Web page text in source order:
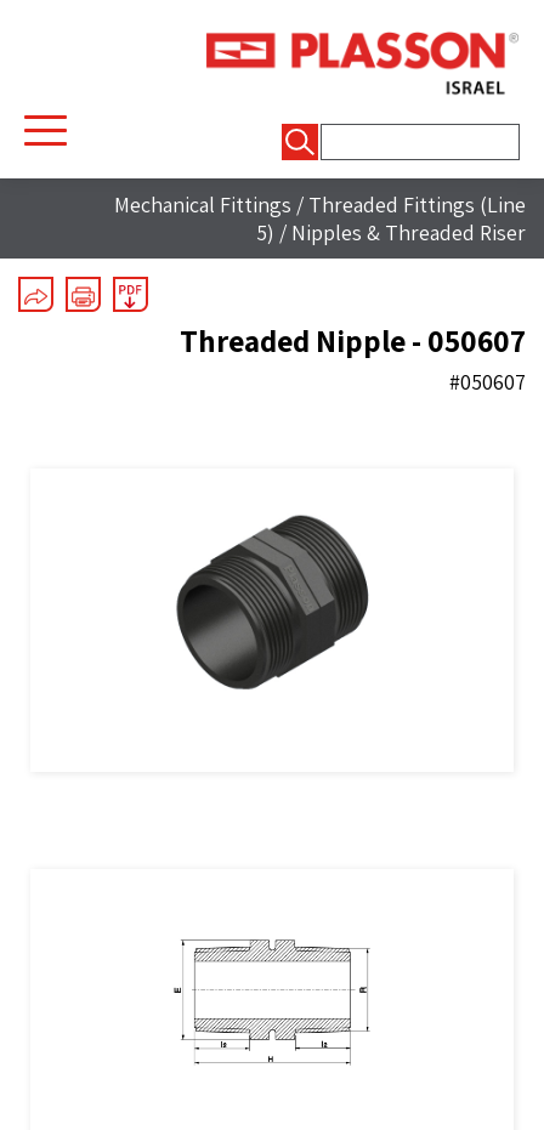
Mechanical Fittings / Threaded Fittings (Line
5) / Nipples & Threaded Riser
Threaded Nipple - 050607
#050607